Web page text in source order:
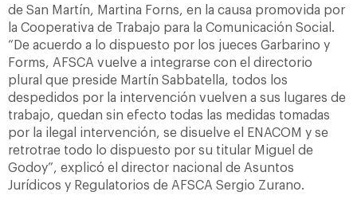
de San Martín, Martina Forns, en la causa promovida por
la Cooperativa de Trabajo para la Comunicación Social.
“De acuerdo a lo dispuesto por los jueces Garbarino y
Forms, AFSCA vuelve a integrarse con el directorio
plural que preside Martín Sabbatella, todos los
despedidos por la intervención vuelven a sus lugares de
trabajo, quedan sin efecto todas las medidas tomadas
por la ilegal intervención, se disuelve el ENACOM y se
retrotrae todo lo dispuesto por su titular Miguel de
Godoy”, explicó el director nacional de Asuntos
Jurídicos y Regulatorios de AFSCA Sergio Zurano.